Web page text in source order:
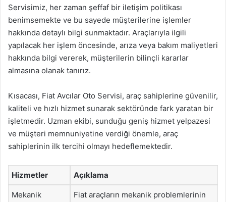
Servisimiz, her zaman şeffaf bir iletişim politikası
benimsemekte ve bu sayede müşterilerine işlemler
hakkında detaylı bilgi sunmaktadır. Araçlarıyla ilgili
yapılacak her işlem öncesinde, arıza veya bakım maliyetleri
hakkında bilgi vererek, müşterilerin bilinçli kararlar
almasına olanak tanırız.
Kısacası, Fiat Avcılar Oto Servisi, araç sahiplerine güvenilir,
kaliteli ve hızlı hizmet sunarak sektöründe fark yaratan bir
işletmedir. Uzman ekibi, sunduğu geniş hizmet yelpazesi
ve müşteri memnuniyetine verdiği önemle, araç
sahiplerinin ilk tercihi olmayı hedeflemektedir.
Hizmetler Açıklama
Mekanik
Fiat araçların mekanik problemlerinin